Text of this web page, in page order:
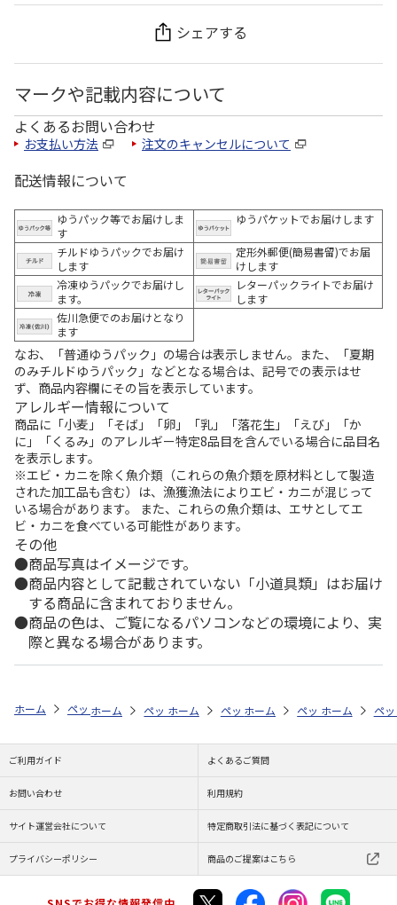
シェアする
マークや記載内容について
よくあるお問い合わせ
お支払い方法 注文のキャンセルについて
配送情報について
ゆうパック等でお届けしま
す
ゆうパケットでお届けします
チルドゆうパックでお届け
します
定形外郵便(簡易書留)でお届
けします
冷凍ゆうパックでお届けし
ます。
レターパックライトでお届け
します
佐川急便でのお届けとなり
ます
なお、「普通ゆうパック」の場合は表示しません。また、「夏期
のみチルドゆうパック」などとなる場合は、記号での表示はせ
ず、商品内容欄にその旨を表示しています。
アレルギー情報について
商品に「小麦」「そば」「卵」「乳」「落花生」「えび」「か
に」「くるみ」のアレルギー特定8品目を含んでいる場合に品目名
を表示します。
※エビ・カニを除く魚介類（これらの魚介類を原材料として製造
された加工品も含む）は、漁獲漁法によりエビ・カニが混じって
いる場合があります。 また、これらの魚介類は、エサとしてエ
ビ・カニを食べている可能性があります。
その他
商品写真はイメージです。
商品内容として記載されていない「小道具類」はお届け
する商品に含まれておりません。
商品の色は、ご覧になるパソコンなどの環境により、実
際と異なる場合があります。
ホーム ペットストア ケージ・飼育その他用品 ケージアクセサリ（
ホーム ペットストア ケージ・飼育その他用品 ケ
ホーム ペットストア ケージ・飼育その
ホーム ペットストア ケ
ホーム ペ
ご利用ガイド よくあるご質問
お問い合わせ 利用規約
サイト運営会社について 特定商取引法に基づく表記について
プライバシーポリシー 商品のご提案はこちら